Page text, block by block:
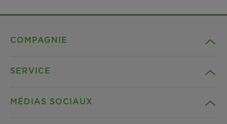
COMPAGNIE
SERVICE
MÉDIAS SOCIAUX